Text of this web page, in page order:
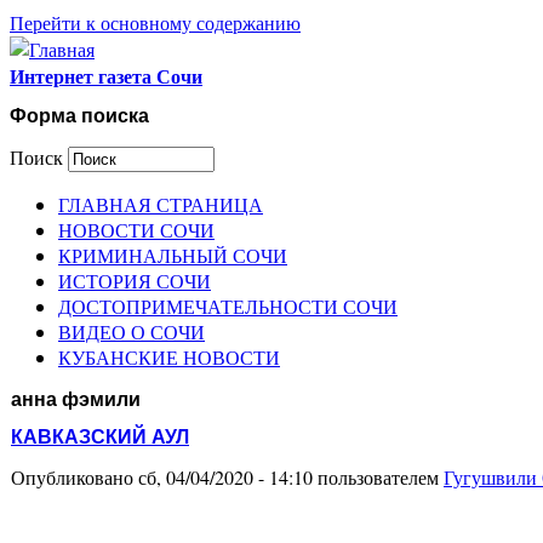
Перейти к основному содержанию
Интернет газета Сочи
Форма поиска
Поиск
ГЛАВНАЯ СТРАНИЦА
НОВОСТИ СОЧИ
КРИМИНАЛЬНЫЙ СОЧИ
ИСТОРИЯ СОЧИ
ДОСТОПРИМЕЧАТЕЛЬНОСТИ СОЧИ
ВИДЕО О СОЧИ
КУБАНСКИЕ НОВОСТИ
анна фэмили
КАВКАЗСКИЙ АУЛ
Опубликовано сб, 04/04/2020 - 14:10 пользователемГугушвили